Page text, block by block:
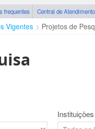
frequentes Central de Atendimento
Vigentes Projetos de
Instituições